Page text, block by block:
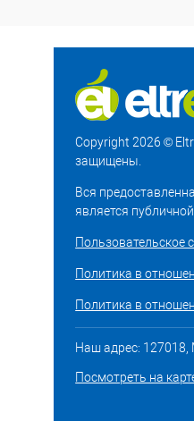
Copyright 2026 ©
защищены.
Вся
является
Пользовательское
Политика в
Политика в
Наш адрес: 127018,
Посмотреть на